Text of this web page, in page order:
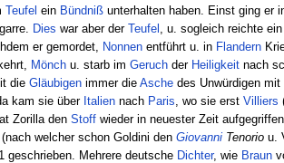
Teufel ein Bündnißunterhalten haben. Einst ging er
Dies war aber der Teufel , u. sogleich reichte
er gemordet,
Nonnenentführt u. in Flandern
Mönchu. starb im Geruchder Heiligkeitnach
die Gläubigenimmer die Aschedes Unwürdigen mit
kam sie über Italiennach Paris , wo sie erst Villiers
Zorilla den Stoffwieder in neuester Zeit
welcher schon Goldini den GiovanniTenoriou.
geschrieben. Mehrere deutsche Dichter, wie Braun